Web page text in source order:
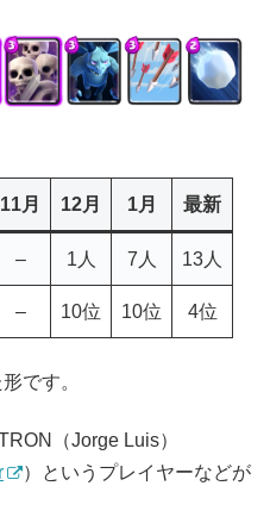
11月 12月 1月 最新
– 1人 7人 13人
– 10位 10位 4位
です。
（Jorge Luis）
）というプレイヤーなどが